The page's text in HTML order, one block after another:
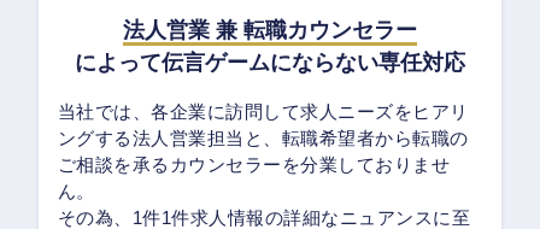
法人営業 兼 転職カウンセラー
によって伝言ゲームにならない専任対応
当社では、各企業に訪問して求人ニーズをヒアリ
ングする法人営業担当と、転職希望者から転職の
ご相談を承るカウンセラーを分業しておりませ
ん。
その為、1件1件求人情報の詳細なニュアンスに至